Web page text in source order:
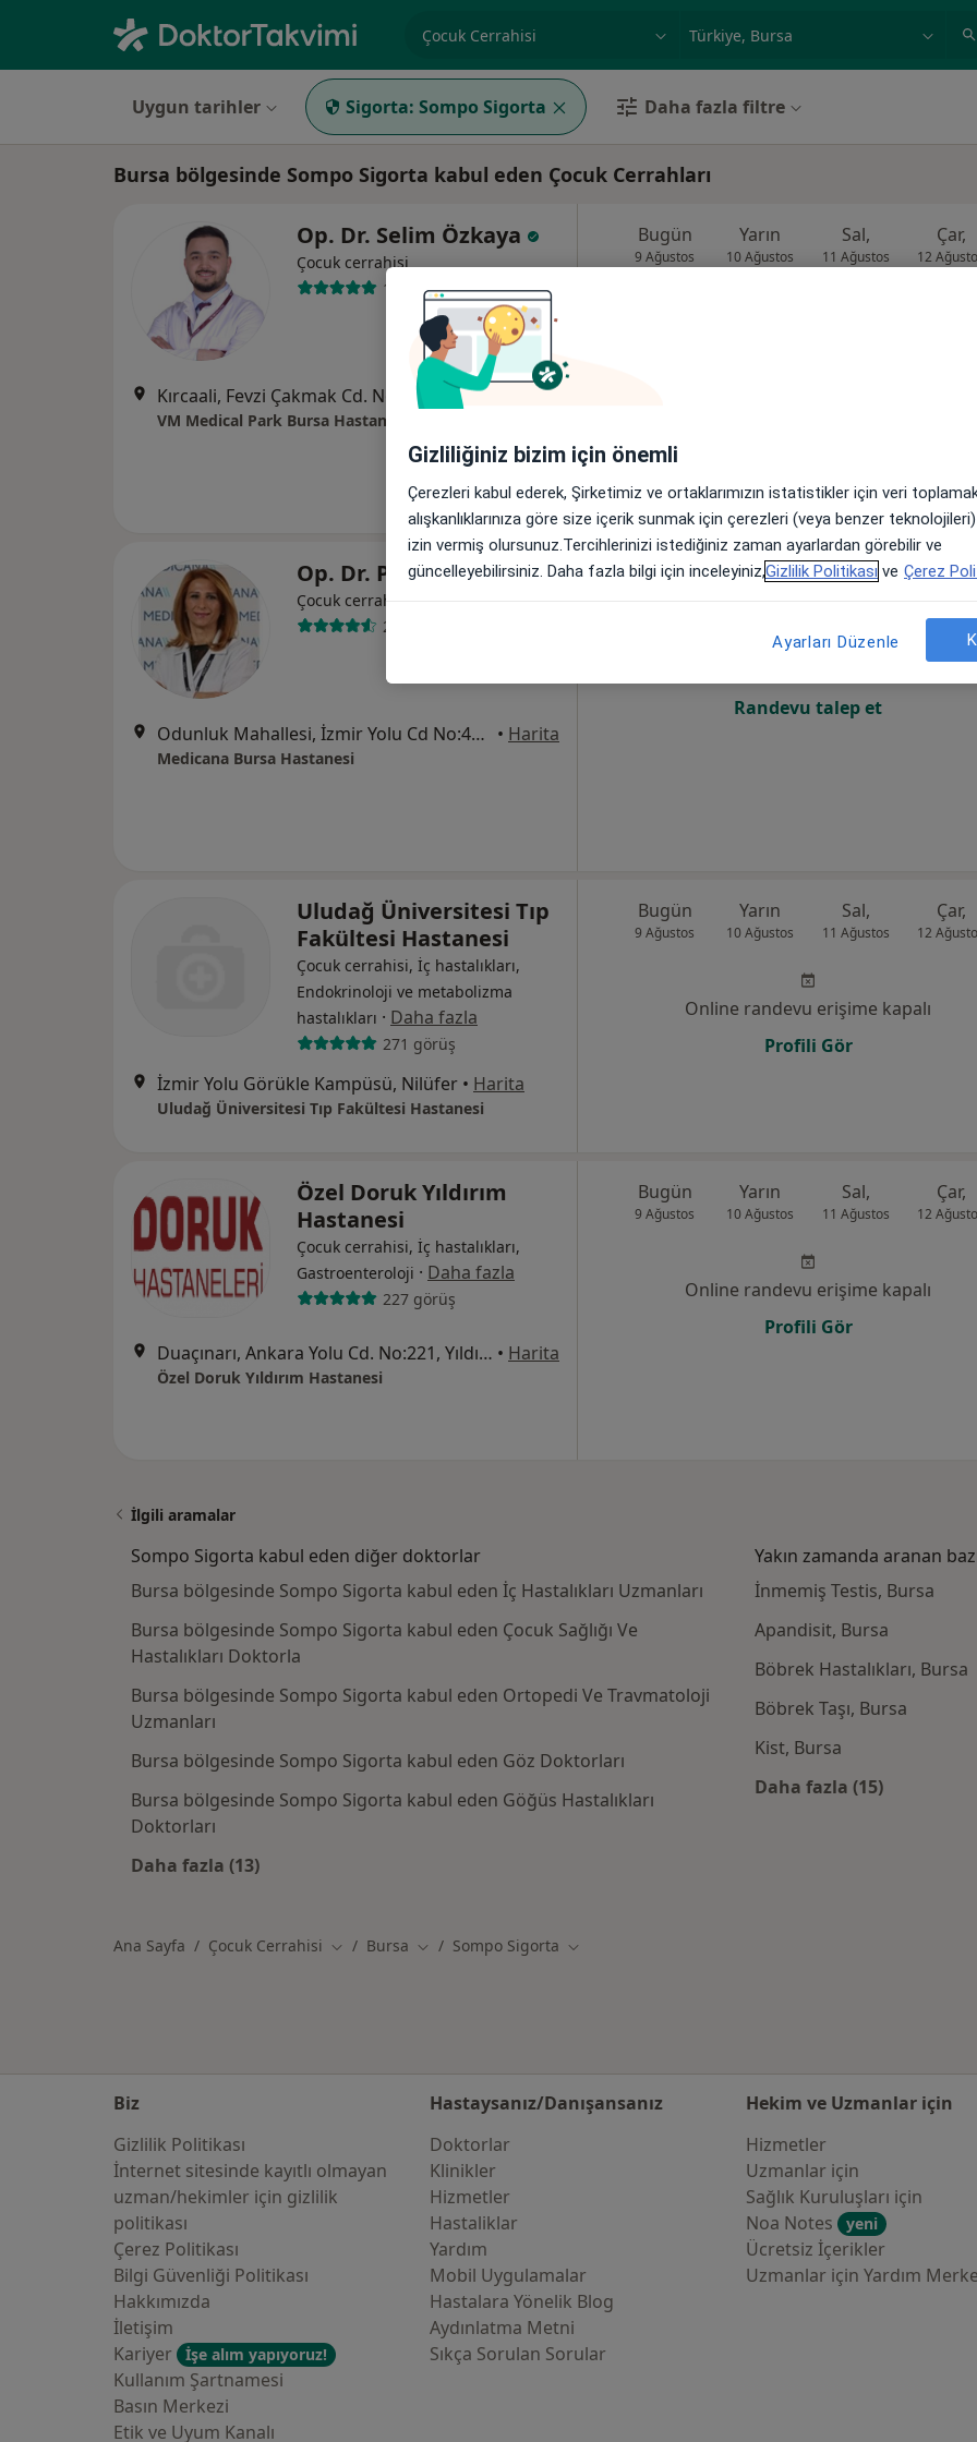
Uygun tarihler Sigorta: Sompo Sigorta Daha fazla filtre
Bursa bölgesinde Sompo Sigorta kabul eden Çocuk Cerrahları
Op. Dr. Selim Özkaya
Çocuk cerrahisi
19 görüş
Kırcaali, Fevzi Çakmak Cd. No:76, Bursa• Harita
VM Medical Park Bursa Hastanesi
Bugün
9 Ağustos
Yarın
10 Ağustos
Sal,
11 Ağustos
Çar,
12
Op. Dr. Perihan Topçu
Çocuk cerrahisi
24 görüş
Odunluk Mahallesi, İzmir Yolu Cd No:41, Nilüfer • Harita
Medicana Bursa Hastanesi
Bugün Yarın Sal, Çar,
Randevu talep et
Uludağ Üniversitesi Tıp
Fakültesi Hastanesi
Çocuk cerrahisi, İç hastalıkları,
Endokrinoloji ve metabolizma
hastalıkları · Daha fazla
271 görüş
İzmir Yolu Görükle Kampüsü, Nilüfer • Harita
Uludağ Üniversitesi Tıp Fakültesi Hastanesi
Bugün
9 Ağustos
Yarın
10 Ağustos
Sal,
11 Ağustos
Çar,
12
Online randevu erişime kapalı
Profili Gör
Özel Doruk Yıldırım
Hastanesi
Çocuk cerrahisi, İç hastalıkları,
Gastroenteroloji · Daha fazla
227 görüş
Duaçınarı, Ankara Yolu Cd. No:221, Yıldırım • Harita
Özel Doruk Yıldırım Hastanesi
Bugün
9 Ağustos
Yarın
10 Ağustos
Sal,
11 Ağustos
Çar,
12
Online randevu erişime kapalı
Profili Gör
İlgili aramalar
Sompo Sigorta kabul eden diğer doktorlar
Bursa bölgesinde Sompo Sigorta kabul eden İç Hastalıkları Uzmanları
Bursa bölgesinde Sompo Sigorta kabul eden Çocuk Sağlığı Ve
Hastalıkları Doktorla
Bursa bölgesinde Sompo Sigorta kabul eden Ortopedi Ve Travmatoloji
Uzmanları
Bursa bölgesinde Sompo Sigorta kabul eden Göz Doktorları
Bursa bölgesinde Sompo Sigorta kabul eden Göğüs Hastalıkları
Doktorları
Daha fazla (13)
Yakın zamanda aranan
İnmemiş Testis, Bursa
Apandisit, Bursa
Böbrek Hastalıkları, Bursa
Böbrek Taşı, Bursa
Kist, Bursa
Daha fazla (15)
Ana Sayfa Çocuk Cerrahisi Şehir değiştir
Bursa Şehir değiştir
Sompo Sigorta Şehir değiştir
Biz
Gizlilik Politikası
İnternet sitesinde kayıtlı olmayan
uzman/hekimler i̇çin gizlilik
politikası
Çerez Politikası
Bilgi Güvenliği Politikası
Hakkımızda
İletişim
Kariyer
İşe alım yapıyoruz!
Kullanım Şartnamesi
Basın Merkezi
Etik ve Uyum Kanalı
Hastaysanız/Danışansanız
Doktorlar
Klinikler
Hizmetler
Hastaliklar
Yardım
Mobil Uygulamalar
Hastalara Yönelik Blog
Aydınlatma Metni
Sıkça Sorulan Sorular
Hekim ve Uzmanlar için
Hizmetler
Uzmanlar için
Sağlık Kuruluşları için
Noa Notes
yeni
Ücretsiz İçerikler
Uzmanlar için Yardım
Gizliliğiniz bizim için önemli
Çerezleri kabul ederek, Şirketimiz ve ortaklarımızın istatistikler için veri
alışkanlıklarınıza göre size içerik sunmak için çerezleri (veya benzer
izin vermiş olursunuz.Tercihlerinizi istediğiniz zaman ayarlardan görebilir ve
güncelleyebilirsiniz. Daha fazla bilgi için inceleyiniz,Gizlilik Politikası ve Çerez
Ayarları Düzenle